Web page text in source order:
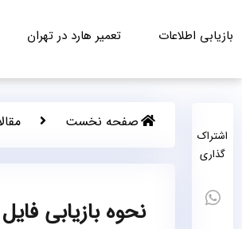
بازیابی اطلاعات تعمیر هارد در تهران
اشتراک
گذاری
صفحه نخست
نحوه بازیابی